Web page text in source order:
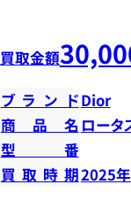
買取金額
ブランドDior
商品名 ロータ
型番
買取時期2025